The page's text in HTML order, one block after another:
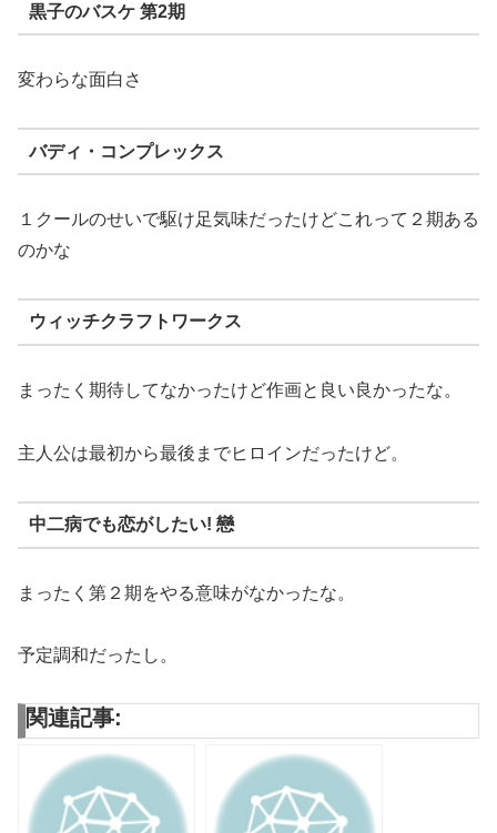
黒子のバスケ 第2期
変わらな面白さ
バディ・コンプレックス
１クールのせいで駆け足気味だったけどこれって２期ある
のかな
ウィッチクラフトワークス
まったく期待してなかったけど作画と良い良かったな。
主人公は最初から最後までヒロインだったけど。
中二病でも恋がしたい! 戀
まったく第２期をやる意味がなかったな。
予定調和だったし。
関連記事: